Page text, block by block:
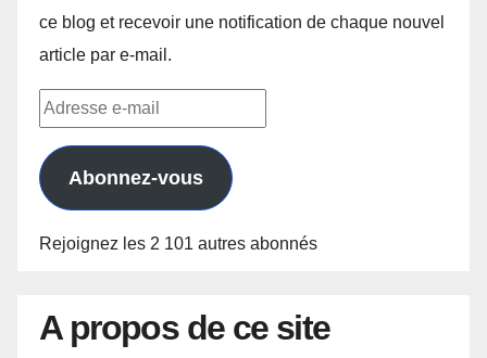
ce blog et recevoir une notification de chaque nouvel
article par e-mail.
Adresse
mail Abonnez-vous
Rejoignez les 2 101 autres abonnés
A propos de ce site